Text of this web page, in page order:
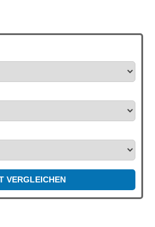
VERGLEICHEN